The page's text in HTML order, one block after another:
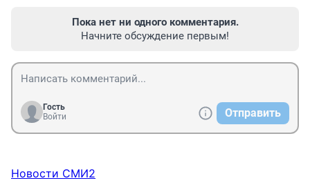
Пока нет ни одного комментария.
Начните обсуждение первым!
Гость
Войти
Отправить
Новости СМИ2